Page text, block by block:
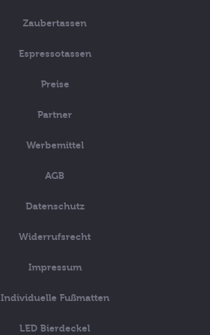
Zaubertassen
Espressotassen
Preise
Partner
Werbemittel
AGB
Datenschutz
Widerrufsrecht
Impressum
Individuelle Fußmatten
LED Bierdeckel